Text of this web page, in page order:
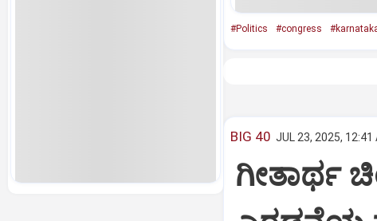
#Politics #congress
BIG 40 JUL 23, 2025, 12:41
ಗೀತಾರ್ಥ